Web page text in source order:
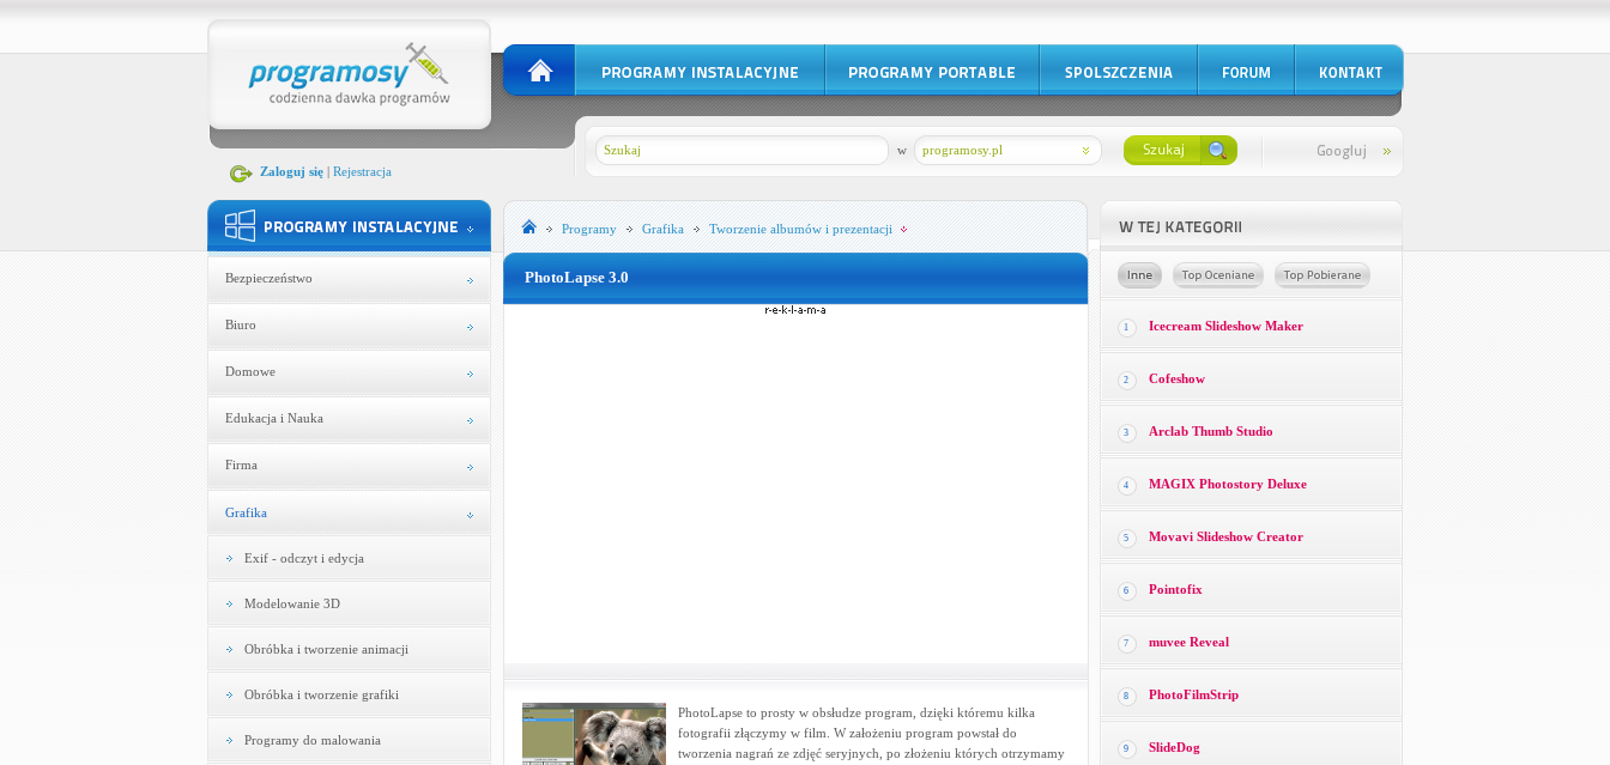
Zaloguj się| Rejestracja
programosy.pl
w
Bezpieczeństwo
Biuro
Domowe
Edukacja i Nauka
Firma
Grafika
Exif - odczyt i edycja
Modelowanie 3D
Obróbka i tworzenie animacji
Obróbka i tworzenie grafiki
Programy do malowania
Programy Grafika Tworzenie albumów i prezentacji
PhotoLapse 3.0
PhotoLapse to prosty w obsłudze program, dzięki któremu kilka
fotografii złączymy w film. W założeniu program powstał do
tworzenia nagrań ze zdjęć seryjnych, po złożeniu których otrzymamy
1 Icecream Slideshow Maker
2 Cofeshow
3 Arclab Thumb Studio
4 MAGIX Photostory Deluxe
5 Movavi Slideshow Creator
6 Pointofix
7 muvee Reveal
8 PhotoFilmStrip
9 SlideDog